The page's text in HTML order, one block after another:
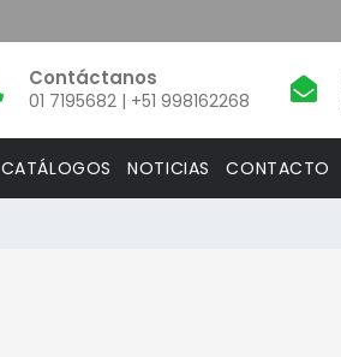
01 7195682 | +51 998162268
CATÁLOGOS NOTICIAS CONTACTO